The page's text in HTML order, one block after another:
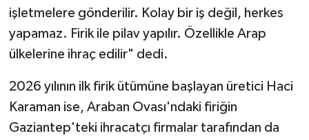
işletmelere gönderilir. Kolay bir iş değil, herkes
yapamaz. Firik ile pilav yapılır. Özellikle Arap
ülkelerine ihraç edilir" dedi.
2026 yılının ilk firik ütümüne başlayan üretici Haci
Karaman ise, Araban Ovası'ndaki firiğin
Gaziantep'teki ihracatçı firmalar tarafından da